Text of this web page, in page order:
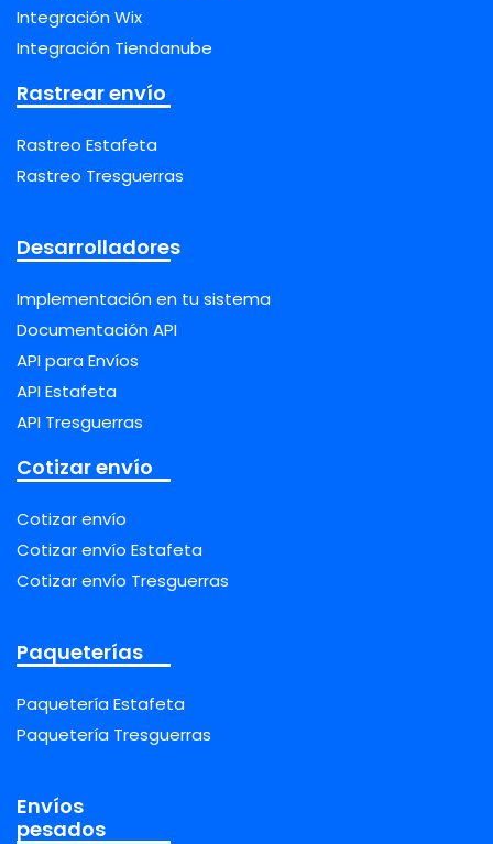
Integración Wix
Integración Tiendanube
Rastrear envío
Rastreo Estafeta
Rastreo Tresguerras
Desarrolladores
Implementación en tu sistema
Documentación API
API para Envíos
API Estafeta
API Tresguerras
Cotizar envío
Cotizar envío
Cotizar envío Estafeta
Cotizar envío Tresguerras
Paqueterías
Paquetería Estafeta
Paquetería Tresguerras
Envíos
pesados